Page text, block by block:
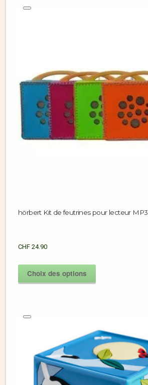
hörbert Kit de feutrines pour lecteur MP3
CHF 24.90
Choix des options